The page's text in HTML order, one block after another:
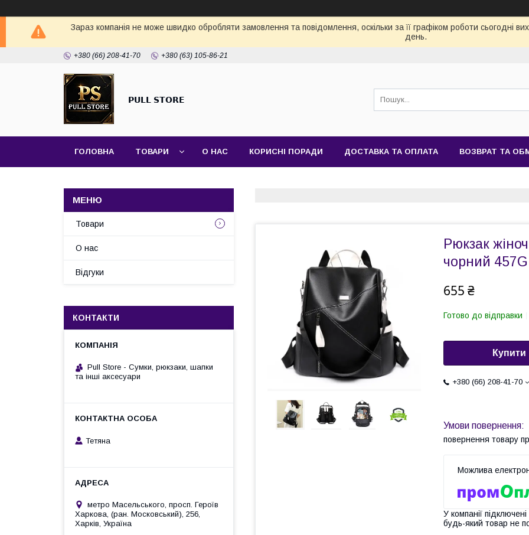
Зараз компанія не може швидко обробляти замовлення та повідомлення, оскільки за її графіком роботи сьогодні
день.
+380 (66) 208-41-70 +380 (63) 105-86-21
𝗣𝗨𝗟𝗟 𝗦𝗧𝗢𝗥𝗘
ГОЛОВНА ТОВАРИ О НАС КОРИСНІ ПОРАДИ ДОСТАВКА ТА ОПЛАТА ВОЗВРАТ ТА
Рюкзак
чорний 457G
655 ₴
Готово до відправки
Купити
+380 (66) 208-41-70
повернення товару
У компанії
будь-який товар не
Товари
О нас
Відгуки
КОНТАКТИ
Pull Store - Cумки, рюкзаки, шапки
та інші аксесуари
Тетяна
метро Масельського, просп. Героїв
Харкова, (ран. Московський), 256,
Харків, Україна